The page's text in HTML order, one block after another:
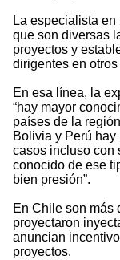
La especialista
que son diversas
proyectos y
dirigentes en
En esa línea, la
“hay mayor
países de la
Bolivia y Perú
casos incluso con
conocido de ese
bien presión”.
En Chile son más
proyectaron
anuncian
proyectos.